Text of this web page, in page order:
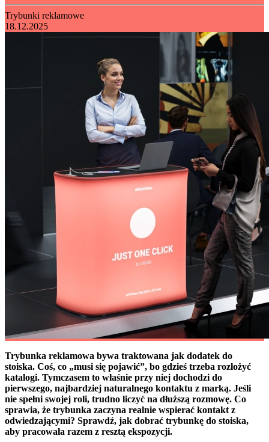
Trybunki reklamowe
18.12.2025
Trybunka reklamowa bywa traktowana jak dodatek do
stoiska. Coś, co „musi się pojawić”, bo gdzieś trzeba rozłożyć
katalogi. Tymczasem to właśnie przy niej dochodzi do
pierwszego, najbardziej naturalnego kontaktu z marką. Jeśli
nie spełni swojej roli, trudno liczyć na dłuższą rozmowę. Co
sprawia, że trybunka zaczyna realnie wspierać kontakt z
odwiedzającymi? Sprawdź, jak dobrać trybunkę do stoiska,
aby pracowała razem z resztą ekspozycji.